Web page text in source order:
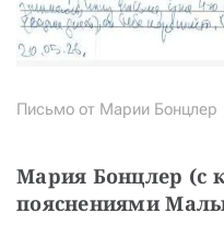
Письмо от Марии Бонцлер
Мария Бонцлер (с
пояснениями